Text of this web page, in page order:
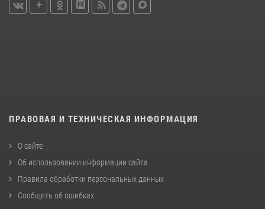
ПРАВОВАЯ И ТЕХНИЧЕСКАЯ ИНФОРМАЦИЯ
О сайте
Об использовании информации сайта
Правила обработки персональных данных
Сообщить об ошибках